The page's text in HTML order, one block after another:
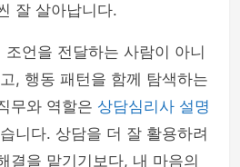
잘 살아납니다.
언을 전달하는 사람이 아니
, 행동 패턴을 함께 탐색하는
무와 역할은 상담심리사 설명
니다. 상담을 더 잘 활용하려
결을 맡기기보다, 내 마음의